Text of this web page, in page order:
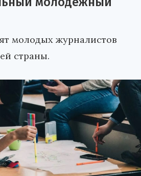
молодых журналистов
страны.